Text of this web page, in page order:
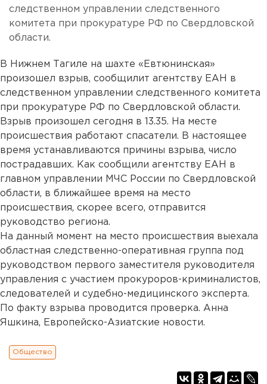
следственном управлении следственного
комитета при прокуратуре РФ по Свердловской
области.
В Нижнем Тагиле на шахте «Евтюнинская»
произошел взрыв, сообщилит агентству ЕАН в
следственном управлении следственного комитета
при прокуратуре РФ по Свердловской области.
Взрыв произошел сегодня в 13.35. На месте
происшествия работают спасатели. В настоящее
время устанавливаются причины взрыва, число
пострадавших. Как сообщили агентству ЕАН в
главном управлении МЧС России по Свердловской
области, в ближайшее время на место
происшествия, скорее всего, отправится
руководство региона.
На данный момент на место происшествия выехала
областная следственно-оперативная группа под
руководством первого заместителя руководителя
управления с участием прокуроров-криминалистов,
следователей и судебно-медицинского эксперта.
По факту взрыва проводится проверка. Анна
Яшкина, Европейско-Азиатские новости.
Общество